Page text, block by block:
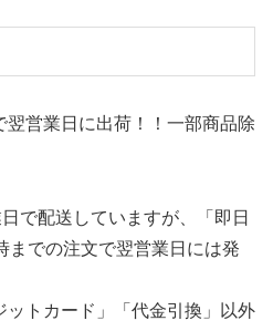
営業日に出荷！！一部商品除
で配送していますが、「即日
までの注文で翌営業日には発
トカード」「代金引換」以外